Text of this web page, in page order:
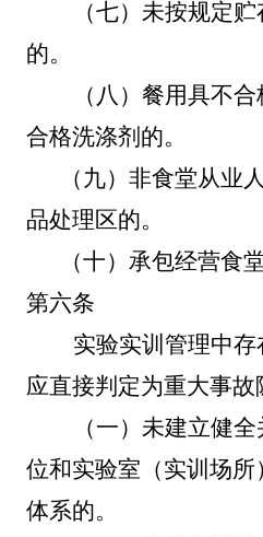
（七）未按规定
的。
（八）餐用具不
合格洗涤剂的。
（九）非食堂从业
品处理区的。
（十）承包经营食
第六条
实验实训管理中存
应直接判定为重大事故
（一） 未建立健
位和实验室（实训场
体系的。